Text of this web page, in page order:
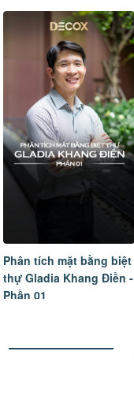
Phân tích mặt bằng biệt
thự Gladia Khang Điền -
Phần 02